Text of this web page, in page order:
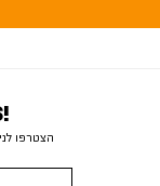
הצטרפו לניוזלטר וקבלו